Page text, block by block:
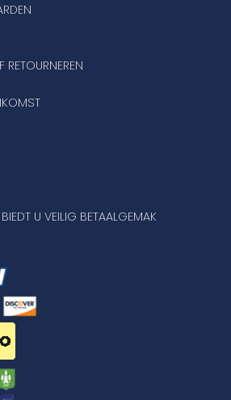
RETOURNEREN
U VEILIG BETAALGEMAK